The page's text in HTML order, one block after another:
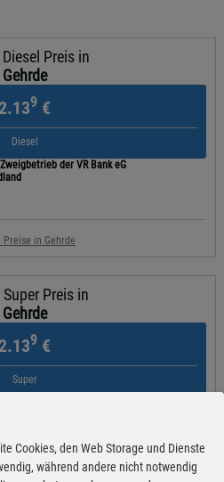
Preis in
Gehrde
2.139 €
Diesel
der VR Bank eG
Preise in Gehrde
Super Preis in
Gehrde
2.139 €
Super
Preise in Gehrde
Cookies, den Web Storage und Dienste
während andere nicht notwendig